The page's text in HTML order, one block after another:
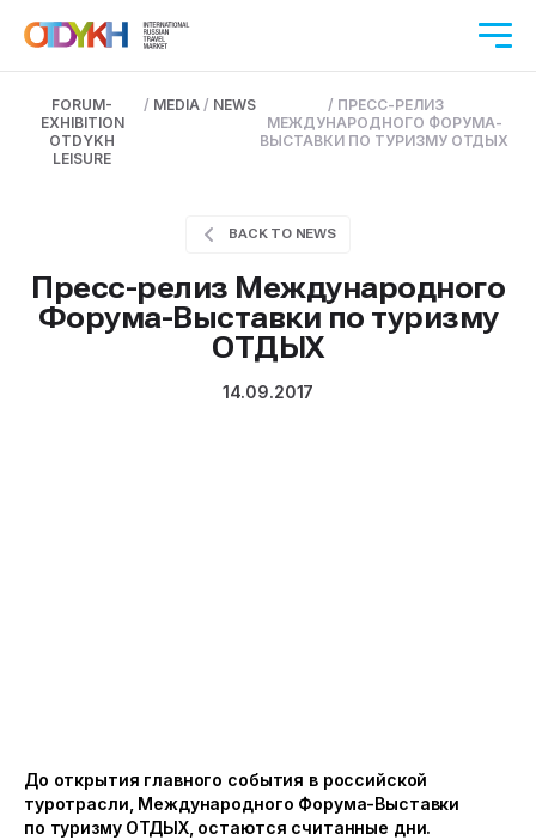
FORUM-
EXHIBITION
OTDYKH
LEISURE
/ MEDIA / NEWS / ПРЕСС-РЕЛИЗ
МЕЖДУНАРОДНОГО ФОРУМА-
ВЫСТАВКИ ПО ТУРИЗМУ ОТДЫХ
BACK TO NEWS
Пресс-релиз Международного
Форума-Выставки по туризму
ОТДЫХ
14.09.2017
До открытия главного события в российской
туротрасли, Международного Форума-Выставки
по туризму ОТДЫХ, остаются считанные дни.